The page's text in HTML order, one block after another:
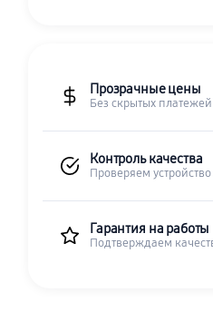
Прозрачные цены
Без скрытых платежей
Контроль качества
Проверяем
Гарантия на работы
Подтверждаем